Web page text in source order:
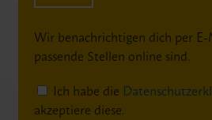
Wir benachrichtigen dich per E-
passende Stellen online sind.
Ich habe die
akzeptiere diese.